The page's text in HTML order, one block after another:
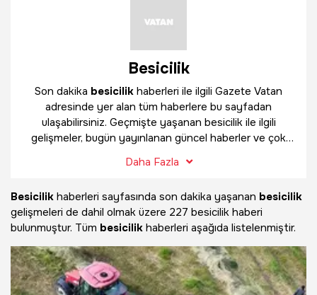
Besicilik
Son dakika besicilik haberleri ile ilgili Gazete Vatan
adresinde yer alan tüm haberlere bu sayfadan
ulaşabilirsiniz. Geçmişte yaşanan besicilik ile ilgili
gelişmeler, bugün yayınlanan güncel haberler ve çok
Daha Fazla
Besicilik haberleri sayfasında son dakika yaşanan besicilik
gelişmeleri de dahil olmak üzere 227 besicilik haberi
bulunmuştur. Tüm besicilik haberleri aşağıda listelenmiştir.